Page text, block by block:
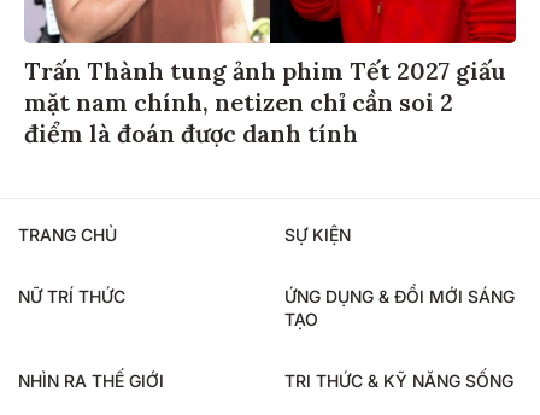
Trấn Thành tung ảnh phim Tết 2027 giấu
mặt nam chính, netizen chỉ cần soi 2
điểm là đoán được danh tính
TRANG CHỦ SỰ KIỆN
NỮ TRÍ THỨC
ỨNG DỤNG & ĐỔI MỚI SÁNG
TẠO
NHÌN RA THẾ GIỚI TRI THỨC & KỸ NĂNG SỐNG